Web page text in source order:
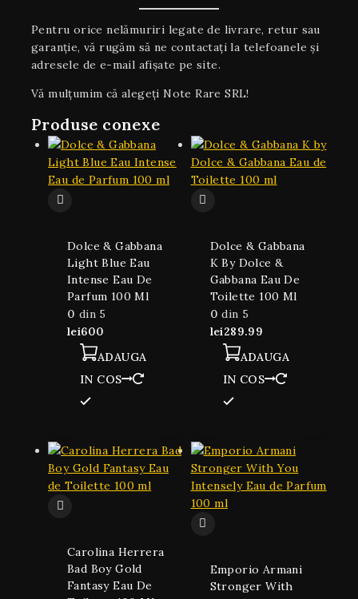
Pentru orice nelămuriri legate de livrare, retur sau
garanţie, vă rugăm să ne contactați la telefoanele și
adresele de e-mail afișate pe site.
Vă mulțumim că alegeți Note Rare SRL!
Produse conexe
Dolce & Gabbana
Light Blue Eau
Intense Eau De
Parfum 100 Ml
0 din 5
lei600
ADAUGA
IN COS
Dolce & Gabbana
K By Dolce &
Gabbana Eau De
Toilette 100 Ml
0 din 5
lei289.99
ADAUGA
IN COS
Carolina Herrera
Bad Boy Gold
Fantasy Eau De
Emporio Armani
Stronger With